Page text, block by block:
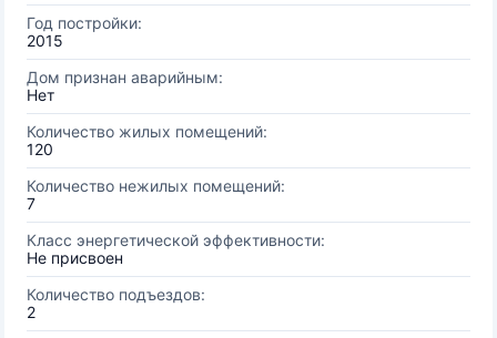
Год постройки:
2015
Дом признан аварийным:
Нет
Количество жилых помещений:
120
Количество нежилых помещений:
7
Класс энергетической эффективности:
Не присвоен
Количество подъездов:
2